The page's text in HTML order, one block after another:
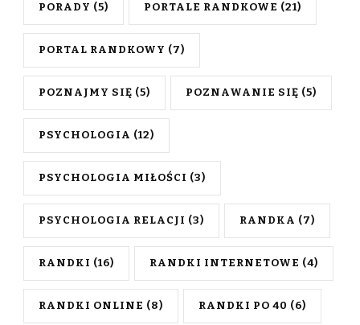
PORADY (5) PORTALE RANDKOWE (21)
PORTAL RANDKOWY (7)
POZNAJMY SIĘ (5) POZNAWANIE SIĘ (5)
PSYCHOLOGIA (12)
PSYCHOLOGIA MIŁOŚCI (3)
PSYCHOLOGIA RELACJI (3) RANDKA (7)
RANDKI (16) RANDKI INTERNETOWE (4)
RANDKI ONLINE (8) RANDKI PO 40 (6)